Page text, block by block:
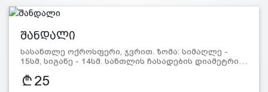
შანდალი
სასანთლე ოქროსფერი, ჯვრით. ზომა: სიმაღლე -
15სმ, სიგანე - 14სმ. სანთლის ჩასადების დიამეტრი…
25